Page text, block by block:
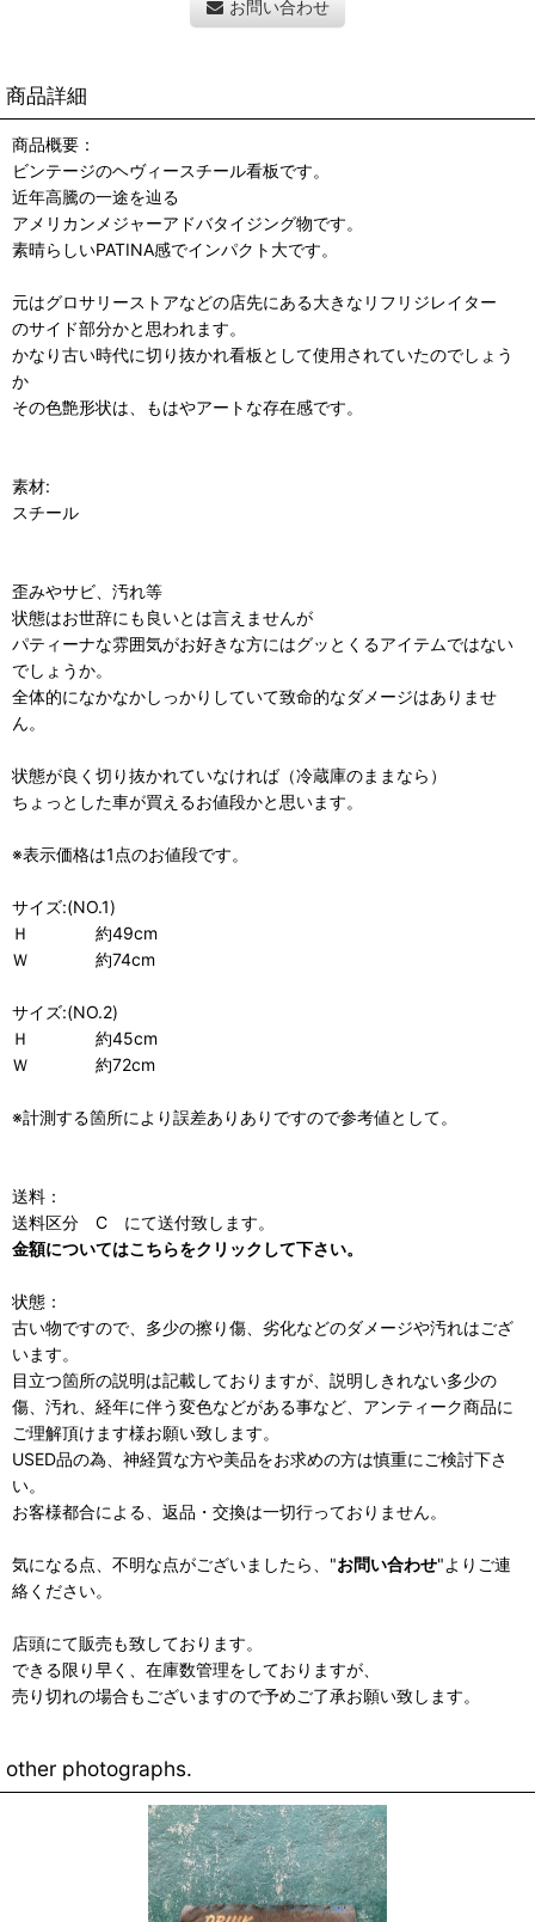
お問い合わせ
商品詳細
商品概要：
ビンテージのヘヴィースチール看板です。
近年高騰の一途を辿る
アメリカンメジャーアドバタイジング物です。
素晴らしいPATINA感でインパクト大です。
元はグロサリーストアなどの店先にある大きなリフリジレイター
のサイド部分かと思われます。
かなり古い時代に切り抜かれ看板として使用されていたのでしょう
か
その色艶形状は、もはやアートな存在感です。
素材:
スチール
歪みやサビ、汚れ等
状態はお世辞にも良いとは言えませんが
パティーナな雰囲気がお好きな方にはグッとくるアイテムではない
でしょうか。
全体的になかなかしっかりしていて致命的なダメージはありませ
ん。
状態が良く切り抜かれていなければ（冷蔵庫のままなら）
ちょっとした車が買えるお値段かと思います。
※表示価格は1点のお値段です。
サイズ:(NO.1)
Ｈ 約49cm
Ｗ 約74cm
サイズ:(NO.2)
Ｈ 約45cm
Ｗ 約72cm
※計測する箇所により誤差ありありですので参考値として。
送料：
送料区分 C にて送付致します。
金額についてはこちらをクリックして下さい。
状態：
古い物ですので、多少の擦り傷、劣化などのダメージや汚れはござ
います。
目立つ箇所の説明は記載しておりますが、説明しきれない多少の
傷、汚れ、経年に伴う変色などがある事など、アンティーク商品に
ご理解頂けます様お願い致します。
USED品の為、神経質な方や美品をお求めの方は慎重にご検討下さ
い。
お客様都合による、返品・交換は一切行っておりません。
気になる点、不明な点がございましたら、"お問い合わせ"よりご連
絡ください。
店頭にて販売も致しております。
できる限り早く、在庫数管理をしておりますが、
売り切れの場合もございますので予めご了承お願い致します。
other photographs.